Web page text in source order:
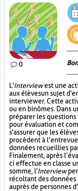
0
L'Interviewest une
aux élèves un sujet
interviewer. Cette
ou en binômes. Dans
préparer les
pour évaluation et
s'assurer que les
procèdent à
données recueillies
Finalement, après
ci effectue en classe
somme, l'Interview
récoltant des
auprès de personnes